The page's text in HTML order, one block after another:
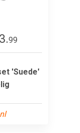
99
'Suede'